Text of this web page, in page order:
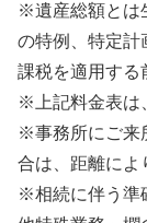
※遺産総額とは
の特例、特定計
課税を適用する
※上記料金表は
※事務所にご来
合は、距離によ
※相続に伴う準